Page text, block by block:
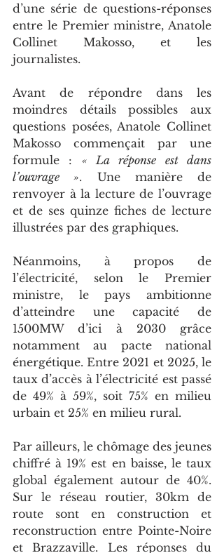
d’une série de questions-réponses
entre le Premier ministre, Anatole
Collinet Makosso, et les
journalistes.
Avant de répondre dans les
moindres détails possibles aux
questions posées, Anatole Collinet
Makosso commençait par une
formule : « La réponse est dans
l’ouvrage ». Une manière de
renvoyer à la lecture de l’ouvrage
et de ses quinze fiches de lecture
illustrées par des graphiques.
Néanmoins, à propos de
l’électricité, selon le Premier
ministre, le pays ambitionne
d’atteindre une capacité de
1500MW d’ici à 2030 grâce
notamment au pacte national
énergétique. Entre 2021 et 2025, le
taux d’accès à l’électricité est passé
de 49% à 59%, soit 75% en milieu
urbain et 25% en milieu rural.
Par ailleurs, le chômage des jeunes
chiffré à 19% est en baisse, le taux
global également autour de 40%.
Sur le réseau routier, 30km de
route sont en construction et
reconstruction entre Pointe-Noire
et Brazzaville. Les réponses du